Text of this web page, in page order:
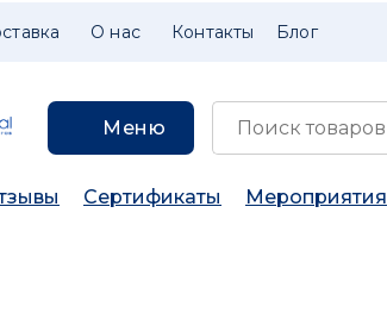
Блог
Контакты
О нас
Меню
Сертификаты Мероприятия